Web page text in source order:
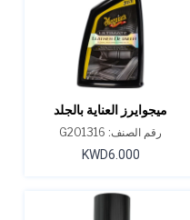
ميجوايرز العناية بالجلد
ألتيميت ليذر ديتيلر 16 أونصة
رقم الصنف: G201316
KWD6.000